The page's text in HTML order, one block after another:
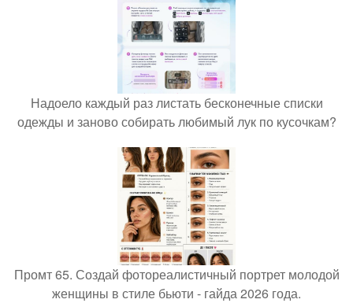
Надоело каждый раз листать бесконечные списки
одежды и заново собирать любимый лук по кусочкам?
Промт 65. Создай фотореалистичный портрет молодой
женщины в стиле бьюти - гайда 2026 года.